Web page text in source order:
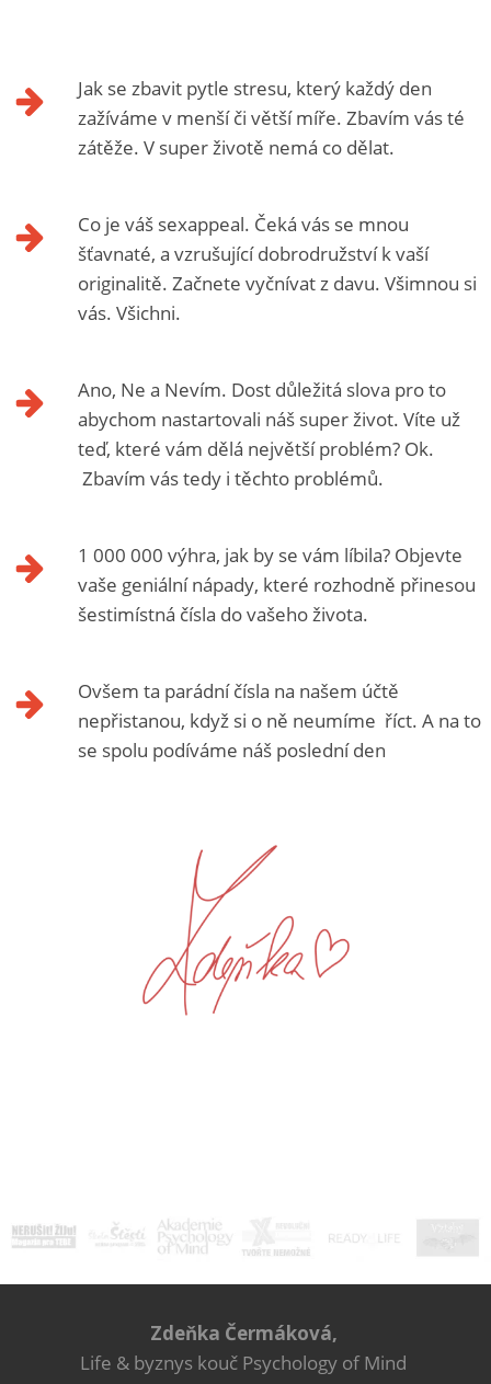
Jak se zbavit pytle stresu, který každý den
zažíváme v menší či větší míře. Zbavím vás té
zátěže. V super životě nemá co dělat.
Co je váš sexappeal. Čeká vás se mnou
šťavnaté, a vzrušující dobrodružství k vaší
originalitě. Začnete vyčnívat z davu. Všimnou si
vás. Všichni.
Ano, Ne a Nevím. Dost důležitá slova pro to
abychom nastartovali náš super život. Víte už
teď, které vám dělá největší problém? Ok.
Zbavím vás tedy i těchto problémů.
1 000 000 výhra, jak by se vám líbila? Objevte
vaše geniální nápady, které rozhodně přinesou
šestimístná čísla do vašeho života.
Ovšem ta parádní čísla na našem účtě
nepřistanou, když si o ně neumíme říct. A na to
se spolu podíváme náš poslední den
Zdeňka Čermáková,
Life & byznys kouč Psychology of Mind